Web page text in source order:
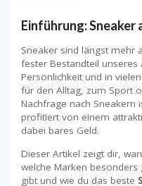
Einführung:
Sneaker sind längst mehr
fester Bestandteil unseres
Persönlichkeit und in
für den Alltag, zum Sport
Nachfrage nach Sneakern
profitiert von einem
dabei bares Geld.
Dieser Artikel zeigt dir,
welche Marken besonders
gibt und wie du das beste